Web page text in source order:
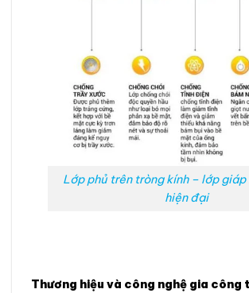
Lớp phủ trên tròng kính – lớp
hiện đại
Thương hiệu và công nghệ gia công